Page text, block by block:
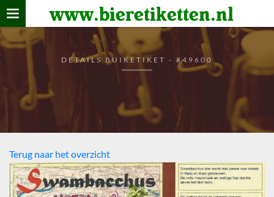
www.bieretiketten.nl
Home
verzamelen
De bierkaart
Bezoekers
DETAILS BUIKETIKET - #49600
Terug naar het overzicht